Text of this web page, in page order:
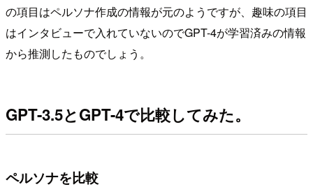
の項目はペルソナ作成の情報が元のようですが、趣味の項目
はインタビューで入れていないのでGPT-4が学習済みの情報
から推測したものでしょう。
GPT-3.5とGPT-4で比較してみた。
ペルソナを比較